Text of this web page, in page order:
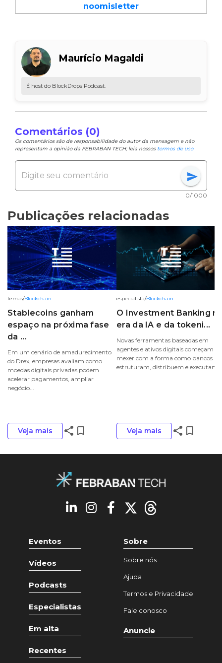
noomisletter
Maurício Magaldi
É host do BlockDrops Podcast.
Comentários (0)
Os comentários são de responsabilidade do autor da mensagem e não
representam a opinião da FEBRABAN TECH; leia nossos termos de uso
send
0/1000
Publicações relacionadas
temas/Blockchain
Stablecoins ganham
espaço na próxima fase
da ...
Em um cenário de amadurecimento
do Drex, empresas avaliam como
moedas digitais privadas podem
acelerar pagamentos, ampliar
negócio...
Veja mais share bookmark_border
especialista/Blockchain
O Investment Banking
era da IA e da tokeni...
Novas ferramentas baseadas em
agentes e ativos digitais começam a
mexer com a forma como bancos
estruturam, distribuem e executam
Veja mais share bookmark_border
Eventos
Vídeos
Podcasts
Especialistas
Em alta
Recentes
Sobre
Sobre nós
Ajuda
Termos e Privacidade
Fale conosco
Anuncie